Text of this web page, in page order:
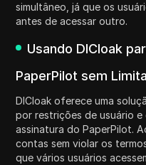
simultâneo, já que os
antes de acessar outro.
Usando DICloak
PaperPilot sem
DICloak oferece uma
por restrições de usuário
assinatura do PaperPilot.
contas sem violar os
que vários usuários